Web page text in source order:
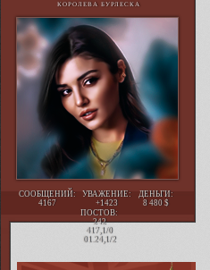
КОРОЛЕВА БУРЛЕСКА
СООБЩЕНИЙ:
4167
УВАЖЕНИЕ:
+1423
ДЕНЬГИ:
8 480
ПОСТОВ:
242
417,1/0
01.24,1/2